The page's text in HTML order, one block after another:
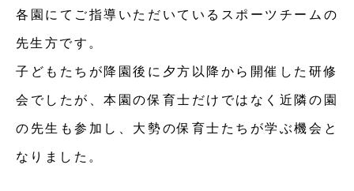
各園にてご指導いただいているスポーツチームの
先生方です。
子どもたちが降園後に夕方以降から開催した研修
会でしたが、本園の保育士だけではなく近隣の園
の先生も参加し、大勢の保育士たちが学ぶ機会と
なりました。